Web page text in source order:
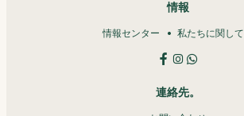
情報
情報センター 私たちに関し
連絡先。